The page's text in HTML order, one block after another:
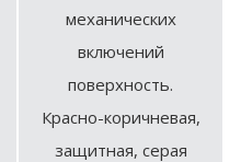
механических
включений
поверхность.
Красно-коричневая,
защитная, серая